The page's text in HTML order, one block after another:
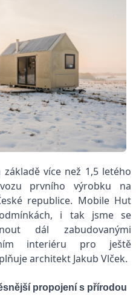
více než 1,5 letého
prvního výrobku na
republice. Mobile Hut
i tak jsme se
dál zabudovanými
interiéru pro ještě
architekt Jakub Vlček.
propojení s přírodou